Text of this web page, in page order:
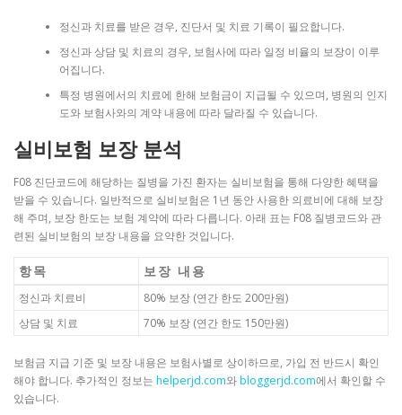
정신과 치료를 받은 경우, 진단서 및 치료 기록이 필요합니다.
정신과 상담 및 치료의 경우, 보험사에 따라 일정 비율의 보장이 이루
어집니다.
특정 병원에서의 치료에 한해 보험금이 지급될 수 있으며, 병원의 인지
도와 보험사와의 계약 내용에 따라 달라질 수 있습니다.
실비보험 보장 분석
F08 진단코드에 해당하는 질병을 가진 환자는 실비보험을 통해 다양한 혜택을
받을 수 있습니다. 일반적으로 실비보험은 1년 동안 사용한 의료비에 대해 보장
해 주며, 보장 한도는 보험 계약에 따라 다릅니다. 아래 표는 F08 질병코드와 관
련된 실비보험의 보장 내용을 요약한 것입니다.
항목 보장 내용
정신과 치료비
80% 보장 (연간 한도 200만원)
상담 및 치료
70% 보장 (연간 한도 150만원)
보험금 지급 기준 및 보장 내용은 보험사별로 상이하므로, 가입 전 반드시 확인
해야 합니다. 추가적인 정보는 helperjd.com와bloggerjd.com에서 확인할 수
있습니다.